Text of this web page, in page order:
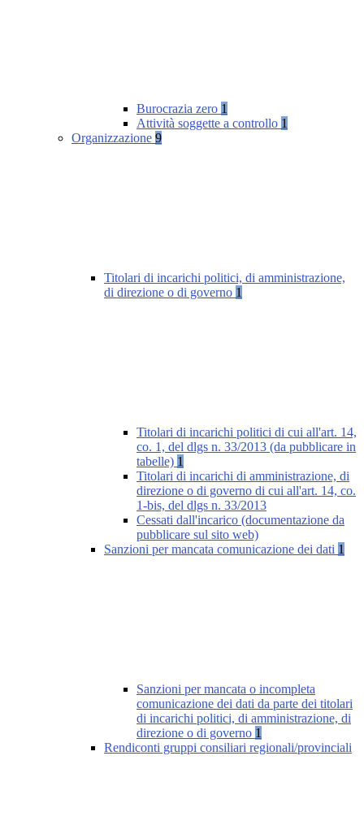
Burocrazia zero 1
Attività soggette a controllo 1
Organizzazione 9
Titolari di incarichi politici, di amministrazione,
di direzione o di governo 1
Titolari di incarichi politici di cui all'art. 14,
co. 1, del dlgs n. 33/2013 (da pubblicare in
tabelle) 1
Titolari di incarichi di amministrazione, di
direzione o di governo di cui all'art. 14, co.
1-bis, del dlgs n. 33/2013
Cessati dall'incarico (documentazione da
pubblicare sul sito web)
Sanzioni per mancata comunicazione dei dati 1
Sanzioni per mancata o incompleta
comunicazione dei dati da parte dei titolari
di incarichi politici, di amministrazione, di
direzione o di governo 1
Rendiconti gruppi consiliari regionali/provinciali